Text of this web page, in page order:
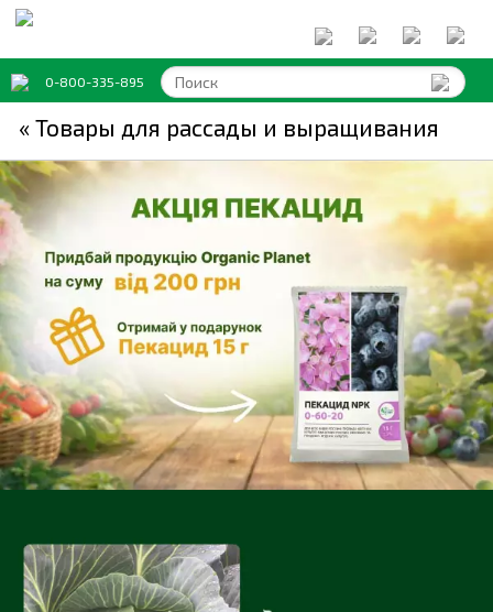
0-800-335-895
« Товары для рассады и выращивания